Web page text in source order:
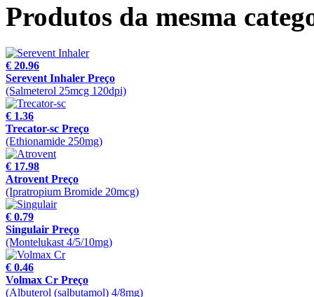
Produtos da mesma
€ 20.96
Serevent Inhaler Preço
(Salmeterol 25mcg 120dpi)
€ 1.36
Trecator-sc Preço
(Ethionamide 250mg)
€ 17.98
Atrovent Preço
(Ipratropium Bromide 20mcg)
€ 0.79
Singulair Preço
(Montelukast 4/5/10mg)
€ 0.46
Volmax Cr Preço
(Albuterol (salbutamol) 4/8mg)